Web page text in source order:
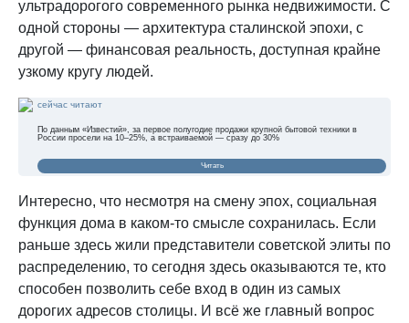
ультрадорогого современного рынка недвижимости. С
одной стороны — архитектура сталинской эпохи, с
другой — финансовая реальность, доступная крайне
узкому кругу людей.
сейчас читают
По данным «Известий», за первое полугодие продажи крупной бытовой техники в
России просели на 10–25%, а встраиваемой — сразу до 30%
Читать
Интересно, что несмотря на смену эпох, социальная
функция дома в каком-то смысле сохранилась. Если
раньше здесь жили представители советской элиты по
распределению, то сегодня здесь оказываются те, кто
способен позволить себе вход в один из самых
дорогих адресов столицы. И всё же главный вопрос